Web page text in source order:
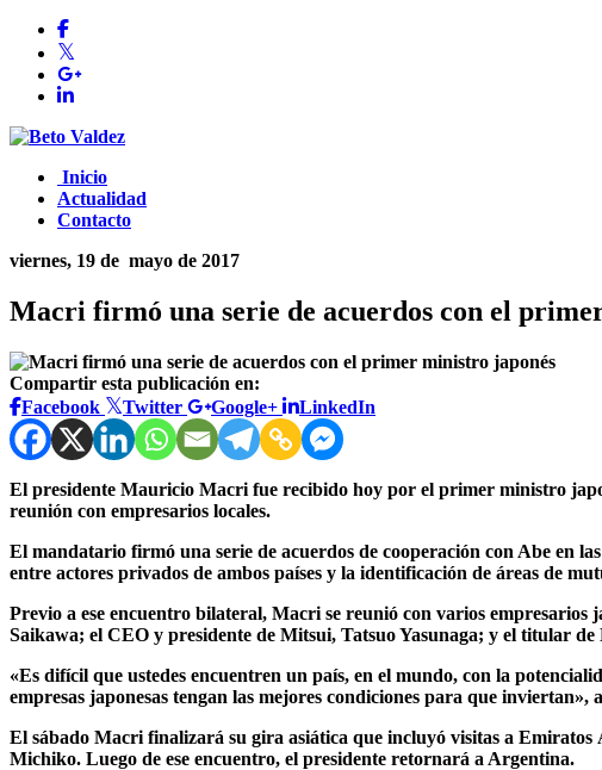
Inicio
Actualidad
Contacto
viernes, 19 de mayo de 2017
Macri firmó una serie de acuerdos con el
Compartir esta publicación en:
Facebook
Twitter Google+ LinkedIn
El presidente Mauricio Macri fue recibido hoy por el primer ministro
reunión con empresarios locales.
El mandatario firmó una serie de acuerdos de cooperación con Abe en
entre actores privados de ambos países y la identificación de áreas de
Previo a ese encuentro bilateral, Macri se reunió con varios empresarios
Saikawa; el CEO y presidente de Mitsui, Tatsuo Yasunaga; y el titular
«Es difícil que ustedes encuentren un país, en el mundo, con la
empresas japonesas tengan las mejores condiciones para que inviertan»,
El sábado Macri finalizará su gira asiática que incluyó visitas a
Michiko. Luego de ese encuentro, el presidente retornará a Argentina.